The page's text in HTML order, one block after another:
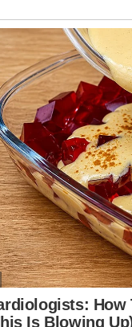
bukan sahaja
masa kini, tetapi
generasi akan
"Sumber air bersih
pencemaran dan
tanggungjawab
air secara cekap